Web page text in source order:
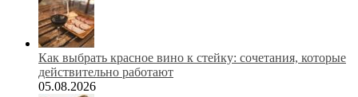
Как выбрать красное вино к стейку: сочетания, которые
действительно работают
05.08.2026